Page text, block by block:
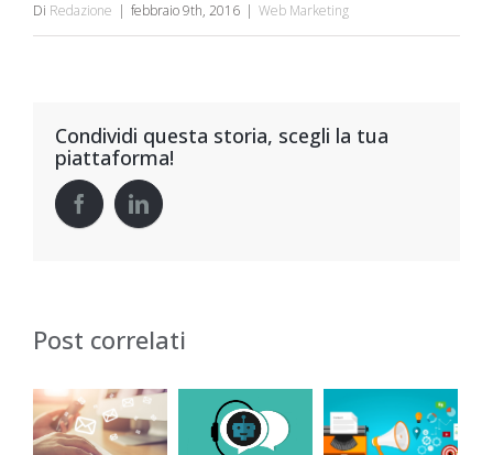
Di Redazione | febbraio 9th, 2016 | Web Marketing
Condividi questa storia, scegli la tua
piattaforma!
Post correlati